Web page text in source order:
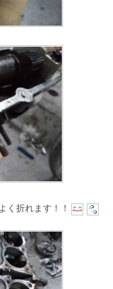
く折れます！！